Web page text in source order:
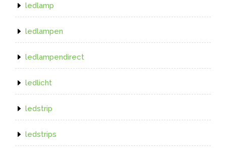
ledlamp
ledlampen
ledlampendirect
ledlicht
ledstrip
ledstrips